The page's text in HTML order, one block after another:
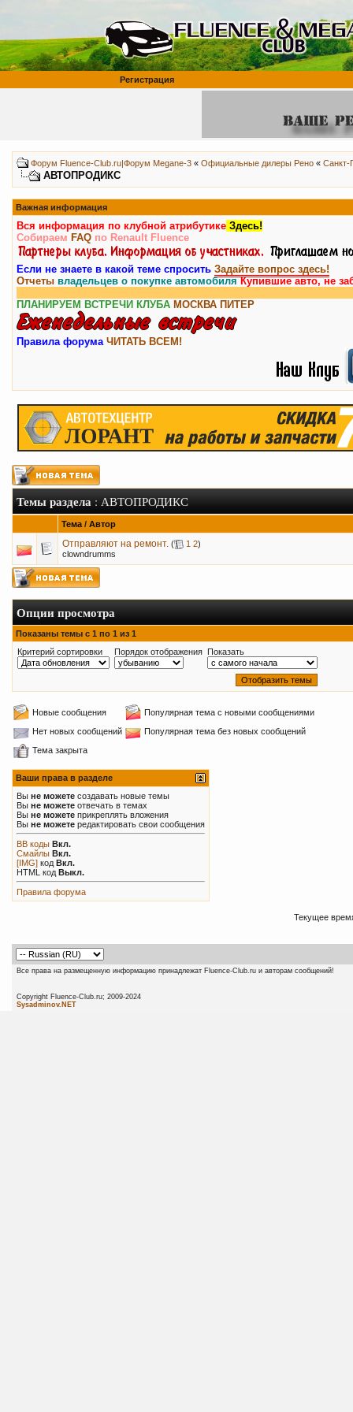
Регистрация
Форум Fluence-Club.ru|Форум Megane-3 « Официальные дилеры Рено « Санкт-
АВТОПРОДИКС
Важная информация
Вся информация по клубной атрибутике Здесь!
Собираем FAQ по Renault Fluence
Если не знаете в какой теме спросить Задайте вопрос здесь!
Отчеты владельцев о покупке автомобиляКупившие авто, не
ПЛАНИРУЕМ ВСТРЕЧИ КЛУБА МОСКВА ПИТЕР
Правила форума ЧИТАТЬ ВСЕМ!
Темы раздела: АВТОПРОДИКС
Тема / Автор
Отправляют на ремонт. ( 1 2)
clowndrumms
Опции просмотра
Показаны темы с 1 по 1 из 1
Критерий сортировки
Порядок отображения Показать
Новые сообщения
Популярная тема с новыми сообщениями
Нет новых сообщений
Популярная тема без новых сообщений
Тема закрыта
Ваши права в разделе
Вы не можете создавать новые темы
Вы не можете отвечать в темах
Вы не можете прикреплять вложения
Вы не можете редактировать свои сообщения
BB коды Вкл.
Смайлы Вкл.
[IMG] код Вкл.
HTML код Выкл.
Правила форума
Текущее
Все права на размещенную информацию принадлежат Fluence-Club.ru и авторам сообщений!
Copyright Fluence-Club.ru;
Sysadminov.NET